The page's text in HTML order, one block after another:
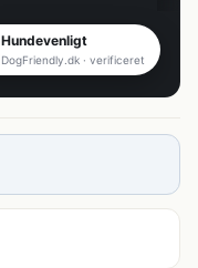
Hundevenligt
DogFriendly.dk · verificeret